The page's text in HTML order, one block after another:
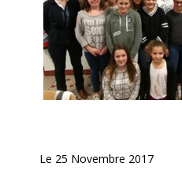
Le 25 Novembre 2017